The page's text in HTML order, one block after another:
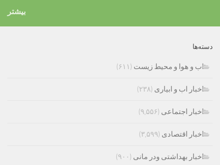
بیشتر
دسته‌ها
اب و هوا و محیط زیست (۶۱۱)
اخبار اب و ابیاری (۲۳۸)
اخبار اجتماعی (۹,۵۵۶)
اخبار اقتصادی (۳,۵۹۹)
اخبار بهداشتی ودر مانی (۹۰۰)